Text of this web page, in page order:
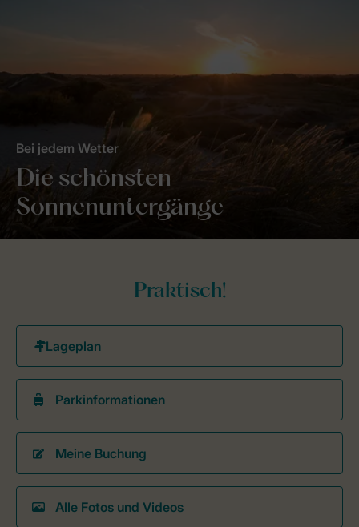
Die schönsten
Sonnenuntergänge
Bei jedem Wetter
Praktisch!
Parkinformationen
Meine Buchung
Alle Fotos und Videos